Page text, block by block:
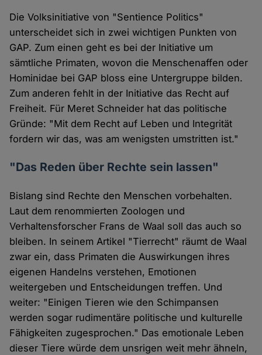
Die Volksinitiative von "Sentience Politics"
unterscheidet sich in zwei wichtigen Punkten von
GAP. Zum einen geht es bei der Initiative um
sämtliche Primaten, wovon die Menschenaffen oder
Hominidae bei GAP bloss eine Untergruppe bilden.
Zum anderen fehlt in der Initiative das Recht auf
Freiheit. Für Meret Schneider hat das politische
Gründe: "Mit dem Recht auf Leben und Integrität
fordern wir das, was am wenigsten umstritten ist."
"Das Reden über Rechte sein lassen"
Bislang sind Rechte den Menschen vorbehalten.
Laut dem renommierten Zoologen und
Verhaltensforscher Frans de Waal soll das auch so
bleiben. In seinem Artikel "Tierrecht" räumt de Waal
zwar ein, dass Primaten die Auswirkungen ihres
eigenen Handelns verstehen, Emotionen
weitergeben und Entscheidungen treffen. Und
weiter: "Einigen Tieren wie den Schimpansen
werden sogar rudimentäre politische und kulturelle
Fähigkeiten zugesprochen." Das emotionale Leben
dieser Tiere würde dem unsrigen weit mehr ähneln,